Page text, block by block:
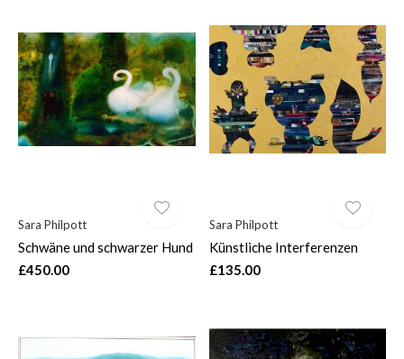
Sara Philpott
Schwäne und schwarzer Hund
£450.00
Sara Philpott
Künstliche Interferenzen
£135.00